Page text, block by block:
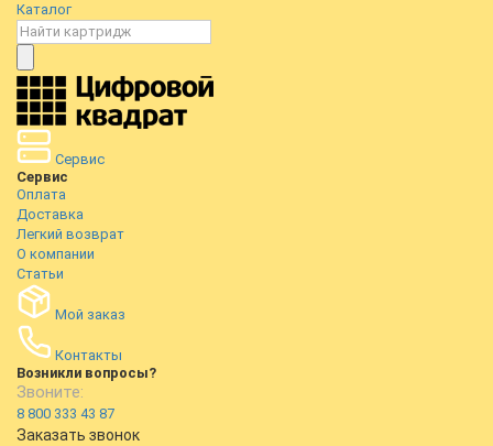
Каталог
Сервис
Сервис
Оплата
Доставка
Легкий возврат
О компании
Статьи
Мой заказ
Контакты
Возникли вопросы?
Звоните:
8 800 333 43 87
Заказать звонок